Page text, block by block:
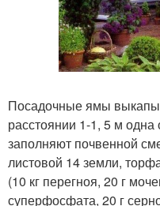
Посадочные ямы
расстоянии 1-1, 5 м одна
заполняют почвенной
листовой 14 земли,
(10 кг перегноя, 20 г
суперфосфата, 20 г